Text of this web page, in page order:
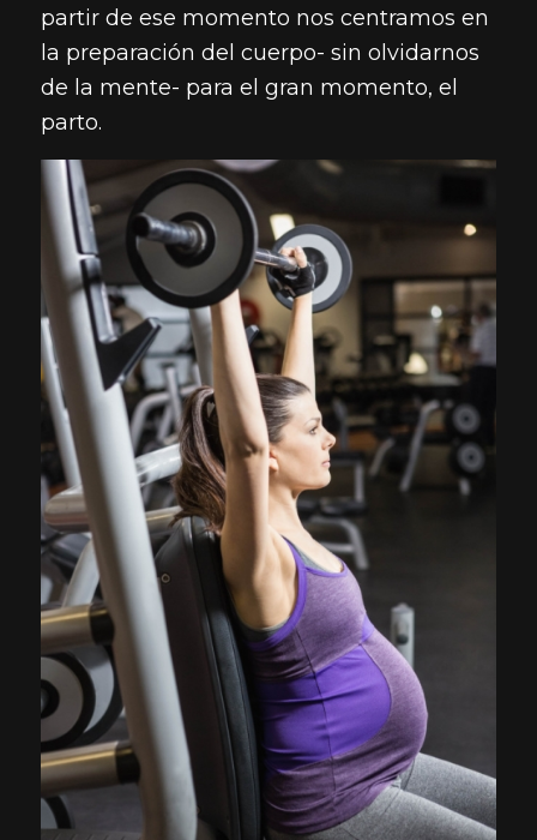
partir de ese momento nos centramos en
la preparación del cuerpo- sin olvidarnos
de la mente- para el gran momento, el
parto.